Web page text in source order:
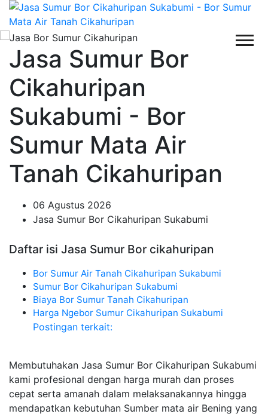
Jasa Sumur Bor
Cikahuripan
Sukabumi - Bor
Sumur Mata Air
Tanah Cikahuripan
06 Agustus 2026
Jasa Sumur Bor Cikahuripan Sukabumi
Daftar isi Jasa Sumur Bor cikahuripan
Bor Sumur Air Tanah Cikahuripan Sukabumi
Sumur Bor Cikahuripan Sukabumi
Biaya Bor Sumur Tanah Cikahuripan
Harga Ngebor Sumur Cikahuripan Sukabumi
Postingan terkait:
Membutuhakan Jasa Sumur Bor Cikahuripan Sukabumi
kami profesional dengan harga murah dan proses
cepat serta amanah dalam melaksanakannya hingga
mendapatkan kebutuhan Sumber mata air Bening yang